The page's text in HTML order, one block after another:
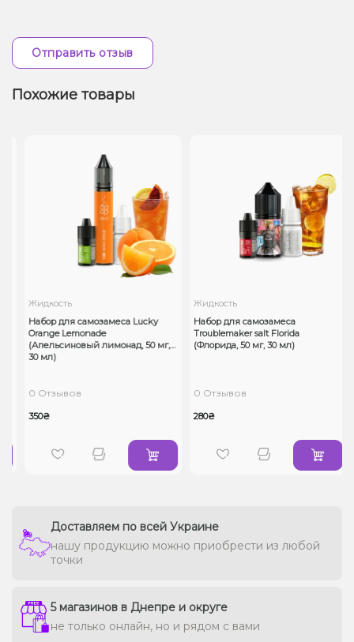
Отправить отзыв
Похожие товары
Жидкость
Набор для самозамеса Lucky
Orange Lemonade
(Апельсиновый лимонад, 50 мг,
30 мл)
0 Отзывов
350₴
Жидкость
Набор для самозамеса
Troublemaker salt Florida
(Флорида, 50 мг, 30 мл)
0 Отзывов
280₴
Доставляем по всей Украине
нашу продукцию можно приобрести из любой
точки
5 магазинов в Днепре и округе
не только онлайн, но и рядом с вами